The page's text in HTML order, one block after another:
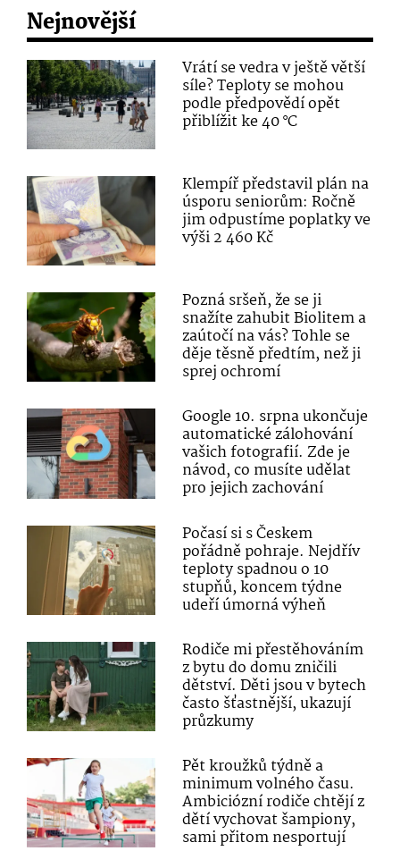
Nejnovější
Vrátí se vedra v ještě větší
síle? Teploty se mohou
podle předpovědí opět
přiblížit ke 40 °C
Klempíř představil plán na
úsporu seniorům: Ročně
jim odpustíme poplatky ve
výši 2 460 Kč
Pozná sršeň, že se ji
snažíte zahubit Biolitem a
zaútočí na vás? Tohle se
děje těsně předtím, než ji
sprej ochromí
Google 10. srpna ukončuje
automatické zálohování
vašich fotografií. Zde je
návod, co musíte udělat
pro jejich zachování
Počasí si s Českem
pořádně pohraje. Nejdřív
teploty spadnou o 10
stupňů, koncem týdne
udeří úmorná výheň
Rodiče mi přestěhováním
z bytu do domu zničili
dětství. Děti jsou v bytech
často šťastnější, ukazují
průzkumy
Pět kroužků týdně a
minimum volného času.
Ambiciózní rodiče chtějí z
dětí vychovat šampiony,
sami přitom nesportují